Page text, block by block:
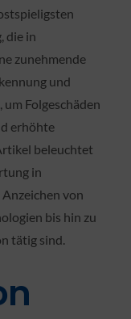
die in
zunehmende
und
um Folgeschäden
erhöhte
beleuchtet
in
von
bis hin zu
tätig sind.